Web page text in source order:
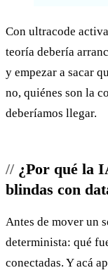
Con ultracode
teoría debería
y empezar a sacar
no, quiénes son la
deberíamos llegar.
¿Por qué la
blindas con
Antes de mover un
determinista: qué
conectadas. Y acá